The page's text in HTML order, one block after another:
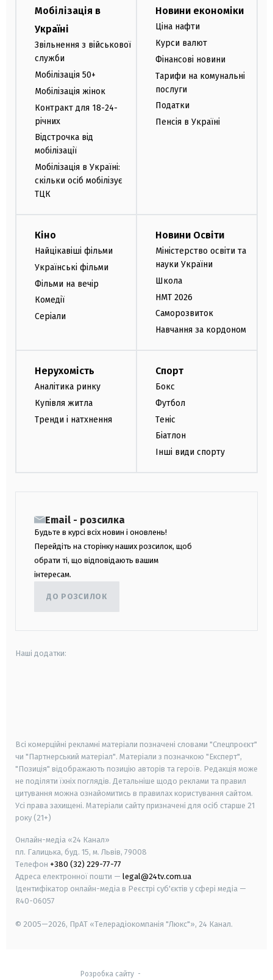
Мобілізація в
Україні
Звільнення з військової
служби
Мобілізація 50+
Мобілізація жінок
Контракт для 18-24-
річних
Відстрочка від
мобілізації
Мобілізація в Україні:
скільки осіб мобілізує
ТЦК
Новини економіки
Ціна нафти
Курси валют
Фінансові новини
Тарифи на комунальні
послуги
Податки
Пенсія в Україні
Кіно
Найцікавіші фільми
Українські фільми
Фільми на вечір
Комедії
Серіали
Новини Освіти
Міністерство освіти та
науки України
Школа
НМТ 2026
Саморозвиток
Навчання за кордоном
Нерухомість
Аналітика ринку
Купівля житла
Тренди і натхнення
Спорт
Бокс
Футбол
Теніс
Біатлон
Інші види спорту
Email - розсилка
Будьте в курсі всіх новин і оновлень!
Перейдіть на сторінку наших розсилок, щоб
обрати ті, що відповідають вашим
інтересам.
ДО РОЗСИЛОК
Наші додатки:
Всі комерційні рекламні матеріали позначені словами "Спецпроєкт"
чи "Партнерський матеріал". Матеріали з позначкою "Експерт",
"Позиція" відображають позицію авторів та героїв. Редакція може
не поділяти їхніх поглядів. Детальніше щодо реклами та правил
цитування можна ознайомитись в правилах користування сайтом.
Усі права захищені. Матеріали сайту призначені для осіб старше 21
року (21+)
Онлайн-медіа «24 Канал»
пл. Галицька, буд. 15, м. Львів, 79008
Телефон +380 (32) 229-77-77
Адреса електронної пошти — legal@24tv.com.ua
Ідентифікатор онлайн-медіа в Реєстрі суб'єктів у сфері медіа —
R40-06057
© 2005—2026, ПрАТ «Телерадіокомпанія "Люкс"», 24 Канал.
Розробка сайту-